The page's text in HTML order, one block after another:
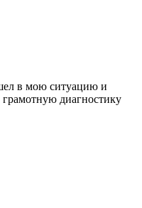
в мою ситуацию и
диагностику